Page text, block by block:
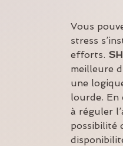
Vous
stress
efforts.
meilleure
une
lourde. En
à réguler
possibilité